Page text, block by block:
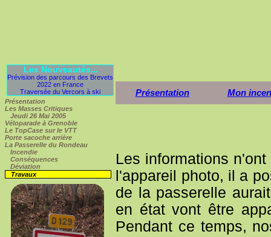
Les Nouveautés...
Prévision des parcours des Brevets
2022 en France
Traversée du Vercors à ski
Présentation
Les Masses Critiques
Jeudi 26 Mai 2005
Véloparade à Grenoble
Le TopCase sur le VTT
Porte sacoche arrière
La Passerelle du Rondeau
Incendie
Conséquences
Déviation
Travaux
Présentation Mon
Les informations
l'appareil photo, il a
de la passerelle
en état vont être
Pendant ce temps,